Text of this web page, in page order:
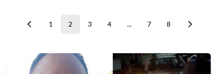
1 2 3 4 ... 7 8